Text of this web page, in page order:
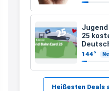
25
Kinder
144°
Heißesten Deals
21:37
Kerstin
Bei EDEKA
↩